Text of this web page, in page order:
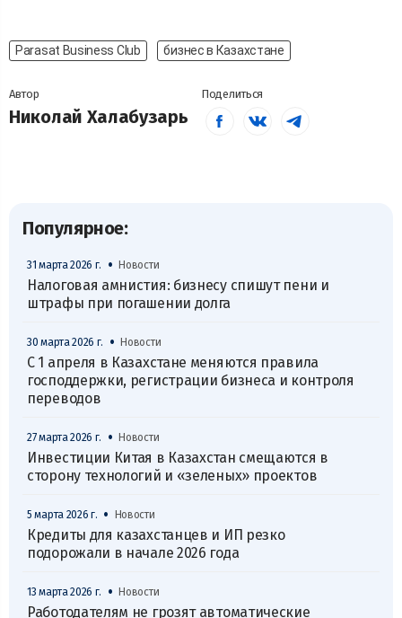
Parasat Business Club бизнес в Казахстане
Автор
Николай Халабузарь
Поделиться
Популярное:
31 марта 2026 г. • Новости
Налоговая амнистия: бизнесу спишут пени и
штрафы при погашении долга
30 марта 2026 г. • Новости
С 1 апреля в Казахстане меняются правила
господдержки, регистрации бизнеса и контроля
переводов
27 марта 2026 г. • Новости
Инвестиции Китая в Казахстан смещаются в
сторону технологий и «зеленых» проектов
5 марта 2026 г. • Новости
Кредиты для казахстанцев и ИП резко
подорожали в начале 2026 года
13 марта 2026 г. • Новости
Работодателям не грозят автоматические